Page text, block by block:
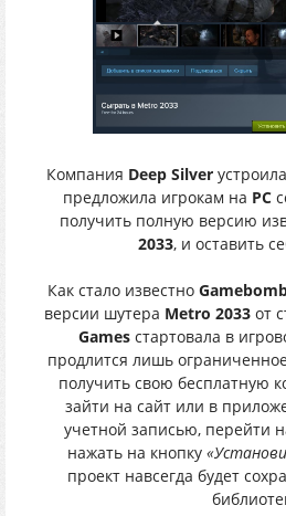
Компания Deep Silver
предложила игрокам на PC
получить полную версию
2033, и оставить
Как стало известно
версии шутера Metro 2033 от
Gamesстартовала в
продлится лишь
получить свою бесплатную
зайти на сайт или в
учетной записью, перейти
нажать на кнопку
проект навсегда будет